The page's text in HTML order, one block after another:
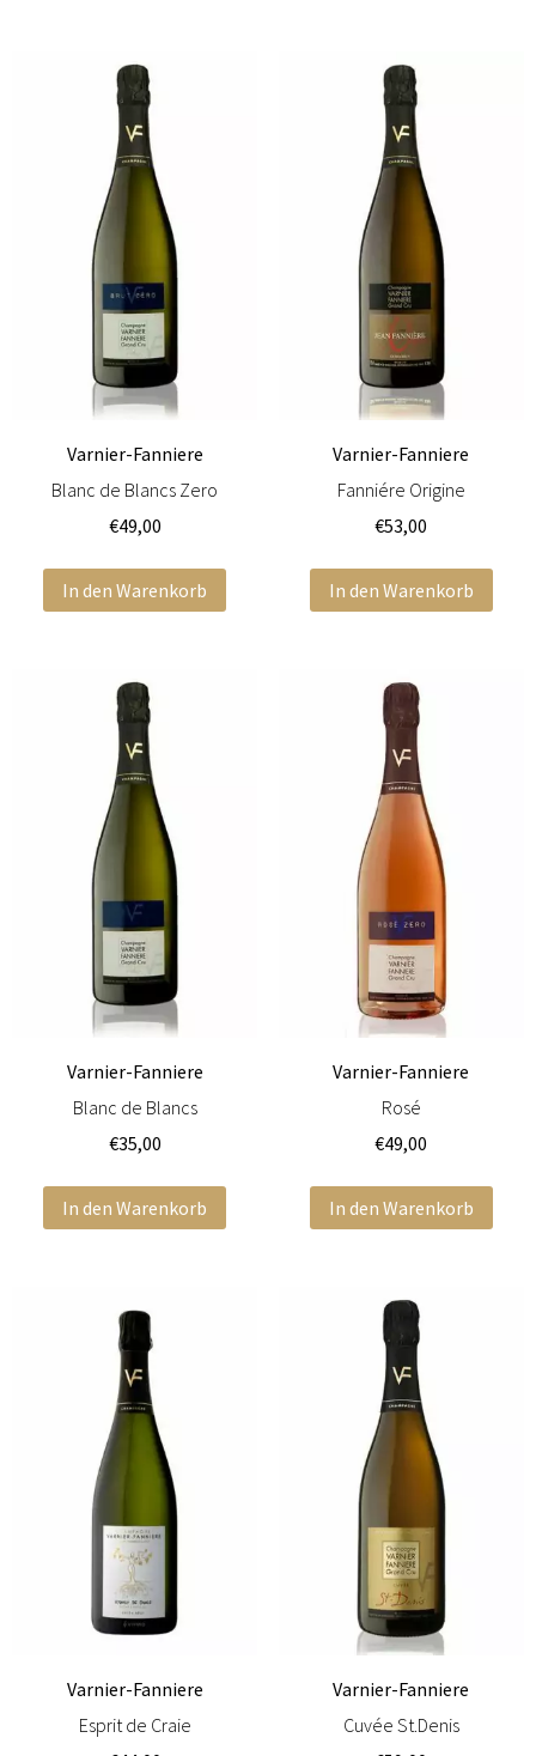
Varnier-Fanniere
Blanc de Blancs Zero
€49,00
In den Warenkorb
Varnier-Fanniere
Fanniére Origine
€53,00
In den Warenkorb
Varnier-Fanniere
Blanc de Blancs
€35,00
In den Warenkorb
Varnier-Fanniere
Rosé
€49,00
In den Warenkorb
Varnier-Fanniere
Esprit de Craie
Varnier-Fanniere
Cuvée St.Denis